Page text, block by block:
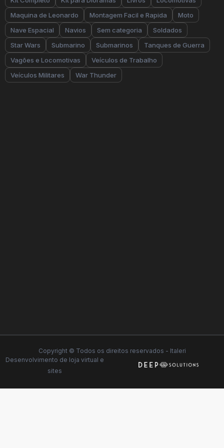
Maquina de Leonardo
Montagem Facil e Rapida
Moto
Nave Espacial
Navios Sem categoria
Soldados
Star Wars
Submarino Submarinos
Tanques de Guerra
Vagões e Locomotivas
Veículos de Trabalho
Veículos Militares
War Thunder
Copyright © Todos os direitos reservados - Italeri
Desenvolvimento de loja virtual e
sites